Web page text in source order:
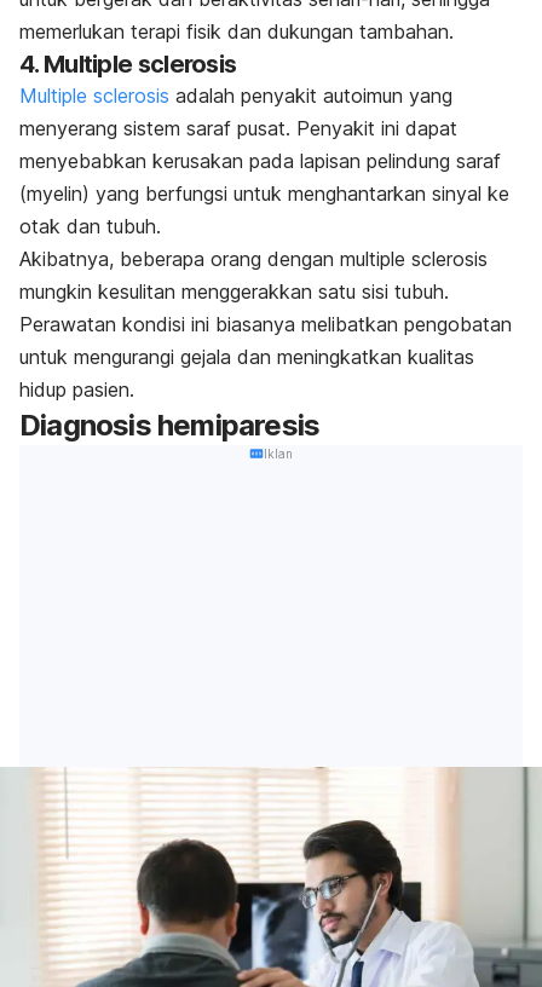
memerlukan terapi fisik dan dukungan tambahan.
4. Multiple sclerosis
Multiple sclerosis adalah penyakit autoimun yang
menyerang sistem saraf pusat. Penyakit ini dapat
menyebabkan kerusakan pada lapisan pelindung saraf
(myelin) yang berfungsi untuk menghantarkan sinyal ke
otak dan tubuh.
Akibatnya, beberapa orang dengan multiple sclerosis
mungkin kesulitan menggerakkan satu sisi tubuh.
Perawatan kondisi ini biasanya melibatkan pengobatan
untuk mengurangi gejala dan meningkatkan kualitas
hidup pasien.
Diagnosis hemiparesis
Iklan